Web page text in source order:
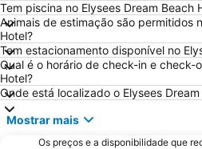
Tem piscina no Elysees Dream Beach
Animais de estimação são permitidos
Hotel?
Tem estacionamento disponível no
Qual é o horário de check-in e check-
Hotel?
Onde está localizado o Elysees
Mostrar mais
Os preços e a disponibilidade que